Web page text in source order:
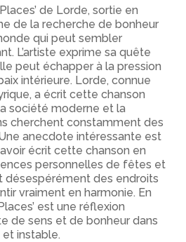
de Lorde, sortie en
de la recherche de bonheur
qui peut sembler
L’artiste exprime sa quête
peut échapper à la pression
intérieure. Lorde, connue
a écrit cette chanson
société moderne et la
cherchent constamment des
anecdote intéressante est
écrit cette chanson en
personnelles de fêtes et
désespérément des endroits
vraiment en harmonie. En
est une réflexion
de sens et de bonheur dans
instable.